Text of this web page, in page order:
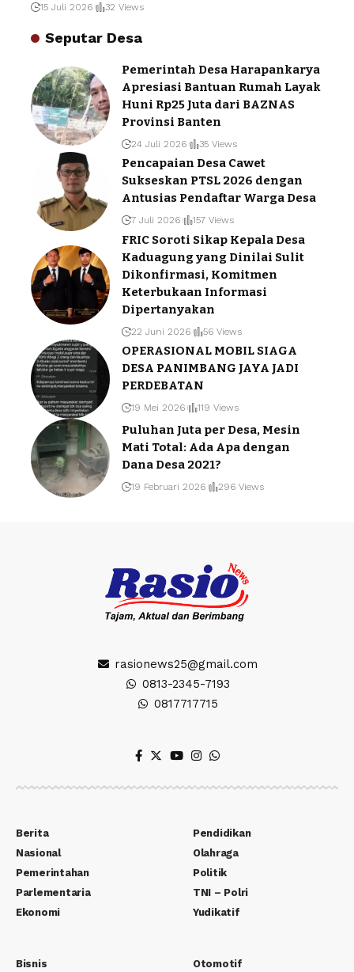
15 Juli 2026 32 Views
Seputar Desa
Pemerintah Desa Harapankarya
Apresiasi Bantuan Rumah Layak
Huni Rp25 Juta dari BAZNAS
Provinsi Banten
24 Juli 2026 35 Views
Pencapaian Desa Cawet
Sukseskan PTSL 2026 dengan
Antusias Pendaftar Warga Desa
7 Juli 2026 157 Views
FRIC Soroti Sikap Kepala Desa
Kaduagung yang Dinilai Sulit
Dikonfirmasi, Komitmen
Keterbukaan Informasi
Dipertanyakan
22 Juni 2026 56 Views
OPERASIONAL MOBIL SIAGA
DESA PANIMBANG JAYA JADI
PERDEBATAN
19 Mei 2026 119 Views
Puluhan Juta per Desa, Mesin
Mati Total: Ada Apa dengan
Dana Desa 2021?
19 Februari 2026 296 Views
rasionews25@gmail.com
0813-2345-7193
0817717715
Berita
Nasional
Pemerintahan
Parlementaria
Ekonomi
Pendidikan
Olahraga
Politik
TNI – Polri
Yudikatif
Bisnis Otomotif